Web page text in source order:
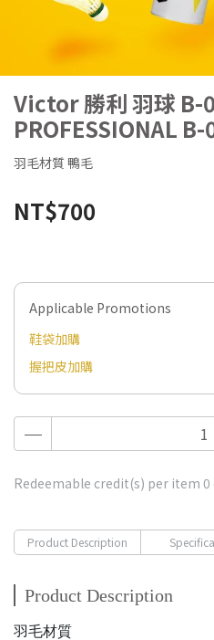
Victor 勝利 羽球 B-
PROFESSIONAL
羽毛材質 鴨毛
NT$700
Applicable Promotions
鞋袋加購
握把皮加購
Redeemable credit(s) per item 0
Product Description
Product Description
羽毛材質